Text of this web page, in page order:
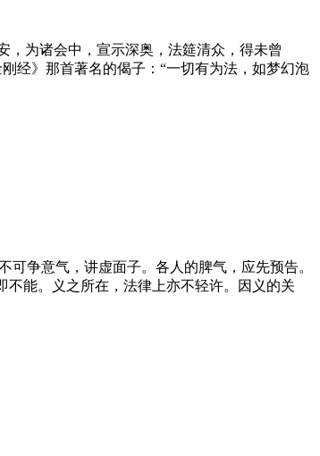
为诸会中，宣示深奥，法筵清众，得未曾
》那首著名的偈子：“一切有为法，如梦幻泡
可争意气，讲虚面子。各人的脾气，应先预告。
不能。义之所在，法律上亦不轻许。因义的关